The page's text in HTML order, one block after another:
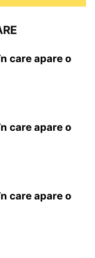
care apare o
care apare o
care apare o